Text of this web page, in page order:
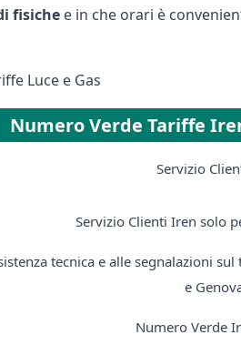
fisichee in che orari è
Luce e Gas
Numero Verde Tariffe
Servizio
Servizio Clienti Iren solo
tecnica e alle segnalazioni
e
Numero Verde